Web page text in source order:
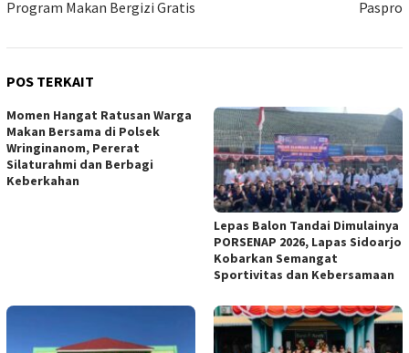
Program Makan Bergizi Gratis Paspro
POS TERKAIT
Momen Hangat Ratusan Warga
Makan Bersama di Polsek
Wringinanom, Pererat
Silaturahmi dan Berbagi
Keberkahan
Lepas Balon Tandai Dimulainya
PORSENAP 2026, Lapas Sidoarjo
Kobarkan Semangat
Sportivitas dan Kebersamaan